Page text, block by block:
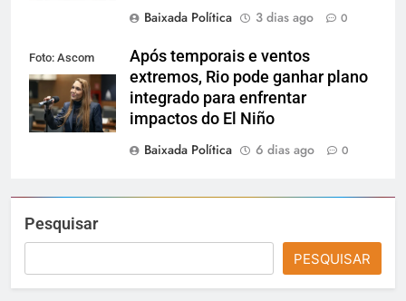
Baixada Política 3 dias ago 0
Foto: Ascom
Alerj
Após temporais e ventos
extremos, Rio pode ganhar plano
integrado para enfrentar
impactos do El Niño
Baixada Política
6 dias ago 0
Pesquisar
PESQUISAR